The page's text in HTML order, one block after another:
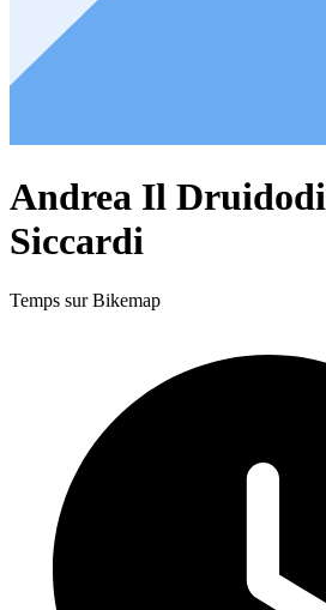
Andrea Il
Siccardi
Temps sur Bikemap